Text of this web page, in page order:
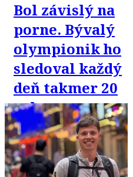
Bol závislý na
porne. Bývalý
olympionik ho
sledoval každý
deň takmer 20
rokov